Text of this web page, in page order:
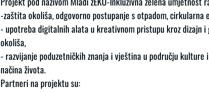
-zaštita okoliša, odgovorno postupanje s otpadom, cirkularna
- upotreba digitalnih alata u kreativnom pristupu kroz dizajn
okoliša,
- razvijanje poduzetničkih znanja i vještina u području
načina života.
Partneri na projektu su: